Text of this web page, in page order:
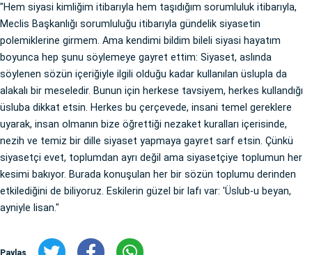
"Hem siyasi kimliğim itibarıyla hem taşıdığım sorumluluk itibarıyla,
Meclis Başkanlığı sorumluluğu itibarıyla gündelik siyasetin
polemiklerine girmem. Ama kendimi bildim bileli siyasi hayatım
boyunca hep şunu söylemeye gayret ettim: Siyaset, aslında
söylenen sözün içeriğiyle ilgili olduğu kadar kullanılan üslupla da
alakalı bir meseledir. Bunun için herkese tavsiyem, herkes kullandığı
üsluba dikkat etsin. Herkes bu çerçevede, insani temel gereklere
uyarak, insan olmanın bize öğrettiği nezaket kuralları içerisinde,
nezih ve temiz bir dille siyaset yapmaya gayret sarf etsin. Çünkü
siyasetçi evet, toplumdan ayrı değil ama siyasetçiye toplumun her
kesimi bakıyor. Burada konuşulan her bir sözün toplumu derinden
etkilediğini de biliyoruz. Eskilerin güzel bir lafı var: 'Üslub-u beyan,
ayniyle lisan."
Paylaş